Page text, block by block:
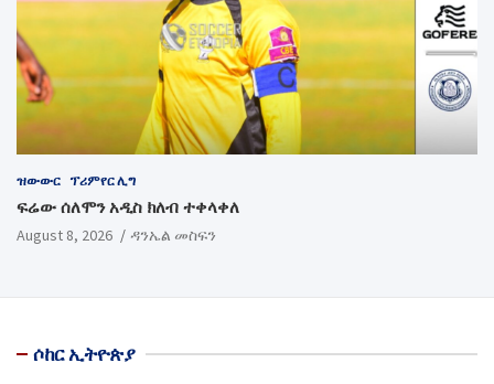
ዝውውር ፕሪምየር ሊግ
ፍሬው ሰለሞን አዲስ ክለብ ተቀላቀለ
August 8, 2026 ዳንኤል መስፍን
ሶከር ኢትዮጵያ